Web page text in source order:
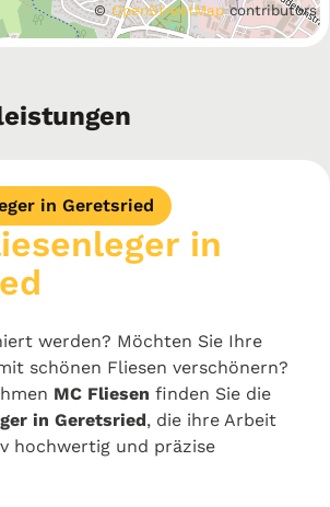
©OpenStreetMapcontributors
in Geretsried
in
werden? Möchten Sie Ihre
schönen Fliesen verschönern?
MC Fliesen finden Sie die
in Geretsried, die ihre Arbeit
hochwertig und präzise